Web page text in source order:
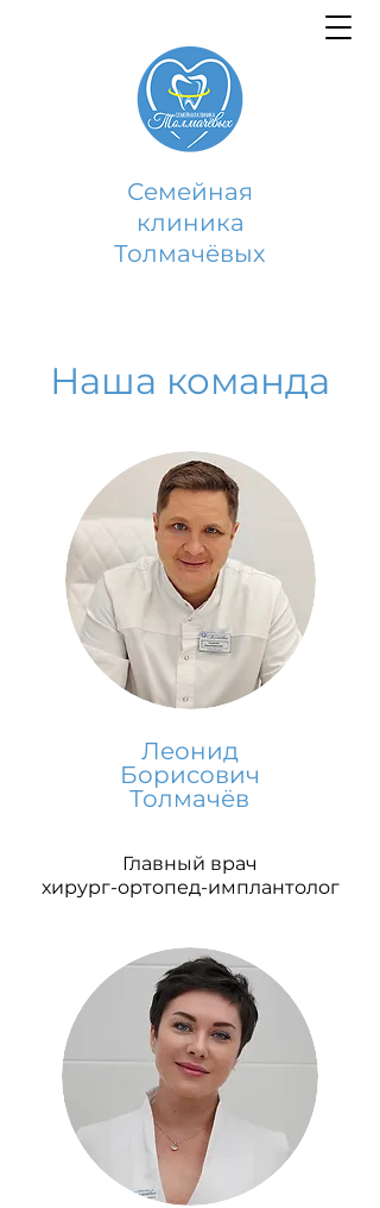
Семейная
клиника
Толмачёвых
Наша команда
Леонид
Борисович
Толмачёв
Главный врач
хирург-ортопед-имплантолог